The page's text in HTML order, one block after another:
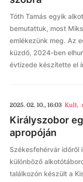
Tóth Tamás egyik
bemutattuk, most
emlékezünk meg. Az
küzdő, 2024-ben
évtizede készítette el
2025. 02. 10., 16:03 Kult,
Királyszobor
apropóján
Székesfehérvár időről
különböző
találkozón készült a